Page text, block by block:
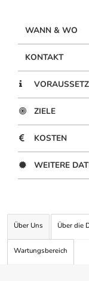
WANN & WO
KONTAKT
ZIELE
KOSTEN
WEITERE
Über Uns Über die
Wartungsbereich